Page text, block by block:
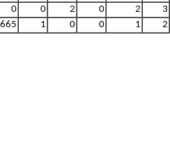
0 0 2 0 2 3
665 1 0 0 1 2